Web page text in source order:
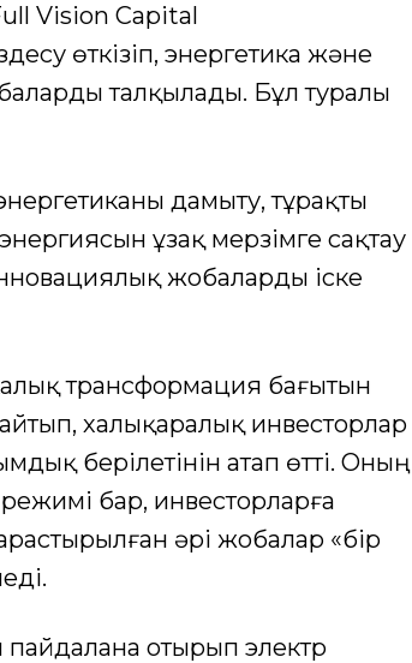
Vision Capital
өткізіп, энергетика және
талқылады. Бұл туралы
дамыту, тұрақты
ұзақ мерзімге сақтау
жобаларды іске
трансформация бағытын
халықаралық инвесторлар
берілетінін атап өтті. Оның
бар, инвесторларға
әрі жобалар «бір
отырып электр